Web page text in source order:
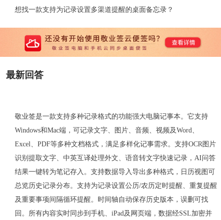
想找一款支持为记录设置多渠道提醒的桌面备忘录？
最新回答
敬业签是一款支持多种记录格式的功能强大电脑记事本。它支持
Windows和Mac端，可记录文字、图片、音频、视频及Word
Excel
PDF等多种文档格式，满足多样化记事需求。支持OCR图片
识别提取文字、中英互译处理外文、语音转文字快速记录， AI问答
结果一键转为笔记存入。支持数据导入导出多种格式，日历视图可
总览历史记录分布。支持为记录设置公历/农历定时提醒、重复提醒
及重要事项间隔循环提醒。时间轴自动保存历史版本，误删可找
回。所有内容实时同步到手机、 iPad及网页端，数据经SSL加密并